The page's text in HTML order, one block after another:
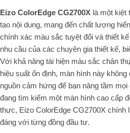
Eizo ColorEdge CG2700X là một kiệt
tạo nội dung, mang đến chất lượng
chính xác màu sắc tuyệt đối và thiết
nhu cầu của các chuyên gia thiết kế,
Với khả năng tái hiện màu sắc chân
hiệu suất ổn định, màn hình này
nguồn cảm hứng để bạn nâng tầm
đang tìm kiếm một màn hình cao cấp
thực, Eizo ColorEdge CG2700X chính
đáng với từng đồng đầu tư.